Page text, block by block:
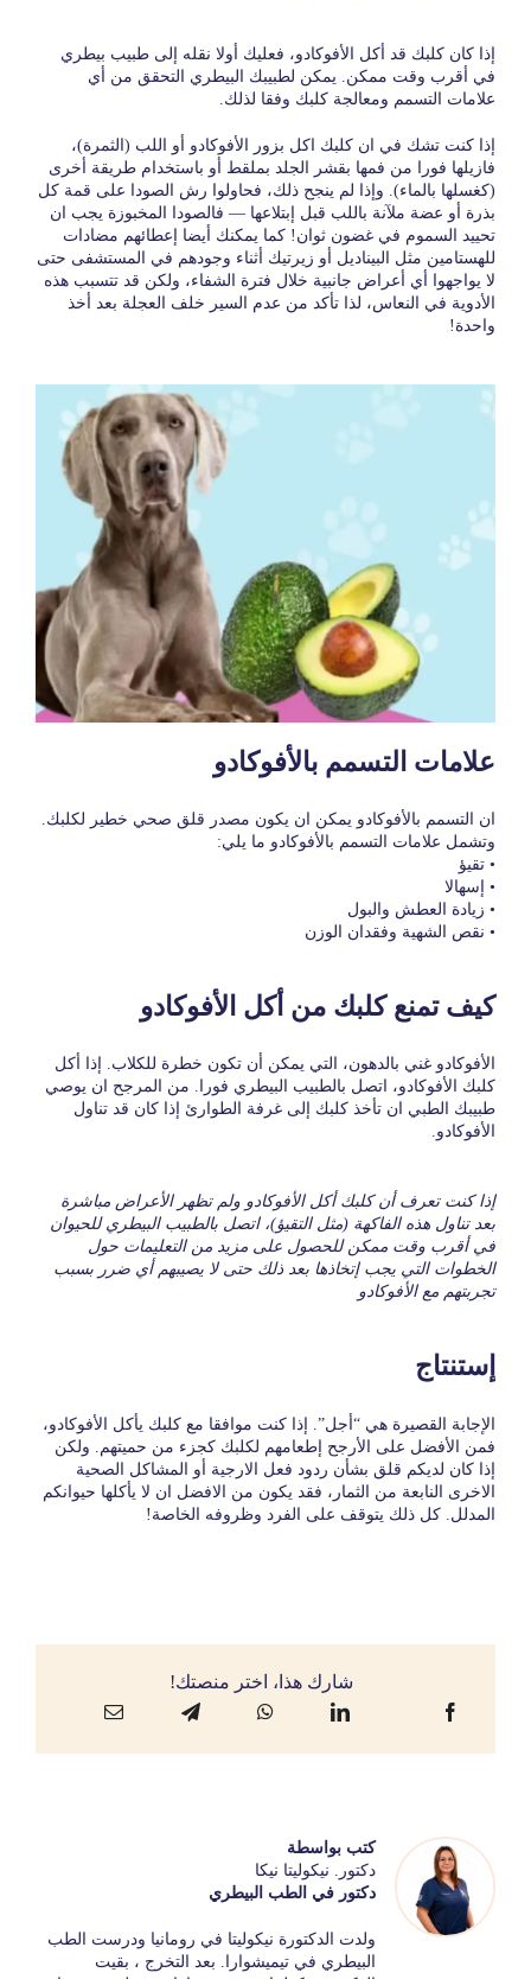
إذا كان كلبك قد أكل الأفوكادو، فعليك أولا نقله إلى طبيب بيطري
في أقرب وقت ممكن. يمكن لطبيبك البيطري التحقق من أي
علامات التسمم ومعالجة كلبك وفقا لذلك.
إذا كنت تشك في ان كلبك اكل بزور الأفوكادو أو اللب (الثمرة)،
فازيلها فورا من فمها بقشر الجلد بملقط أو باستخدام طريقة أخرى
(كغسلها بالماء). وإذا لم ينجح ذلك، فحاولوا رش الصودا على قمة كل
بذرة أو عضة ملآنة باللب قبل إبتلاعها — فالصودا المخبوزة يجب ان
تحييد السموم في غضون ثوان! كما يمكنك أيضا إعطائهم مضادات
للهستامين مثل البيناديل أو زيرتيك أثناء وجودهم في المستشفى حتى
لا يواجهوا أي أعراض جانبية خلال فترة الشفاء، ولكن قد تتسبب هذه
الأدوية في النعاس، لذا تأكد من عدم السير خلف العجلة بعد أخذ
واحدة!
علامات التسمم بالأفوكادو
ان التسمم بالأفوكادو يمكن ان يكون مصدر قلق صحي خطير لكلبك.
وتشمل علامات التسمم بالأفوكادو ما يلي:
• تقيؤ
• إسهالا
• زيادة العطش والبول
• نقص الشهية وفقدان الوزن
كيف تمنع كلبك من أكل الأفوكادو
الأفوكادو غني بالدهون، التي يمكن أن تكون خطرة للكلاب. إذا أكل
كلبك الأفوكادو، اتصل بالطبيب البيطري فورا. من المرجح ان يوصي
طبيبك الطبي ان تأخذ كلبك إلى غرفة الطوارئ إذا كان قد تناول
الأفوكادو.
إذا كنت تعرف أن كلبك أكل الأفوكادو ولم تظهر الأعراض مباشرة
بعد تناول هذه الفاكهة (مثل التقيؤ)، اتصل بالطبيب البيطري للحيوان
في أقرب وقت ممكن للحصول على مزيد من التعليمات حول
الخطوات التي يجب إتخاذها بعد ذلك حتى لا يصيبهم أي ضرر بسبب
تجربتهم مع الأفوكادو
إستنتاج
الإجابة القصيرة هي “أجل”. إذا كنت موافقا مع كلبك يأكل الأفوكادو،
فمن الأفضل على الأرجح إطعامهم لكلبك كجزء من حميتهم. ولكن
إذا كان لديكم قلق بشأن ردود فعل الارجية أو المشاكل الصحية
الاخرى النابعة من الثمار، فقد يكون من الافضل ان لا يأكلها حيوانكم
المدلل. كل ذلك يتوقف على الفرد وظروفه الخاصة!
شارك هذا، اختر منصتك!
كتب بواسطة
دكتور. نيكوليتا نيكا
دكتور في الطب البيطري
ولدت الدكتورة نيكوليتا في رومانيا ودرست الطب
البيطري في تيميشوارا. بعد التخرج ، بقيت